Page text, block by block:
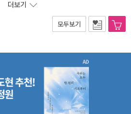
더보기
모두보기